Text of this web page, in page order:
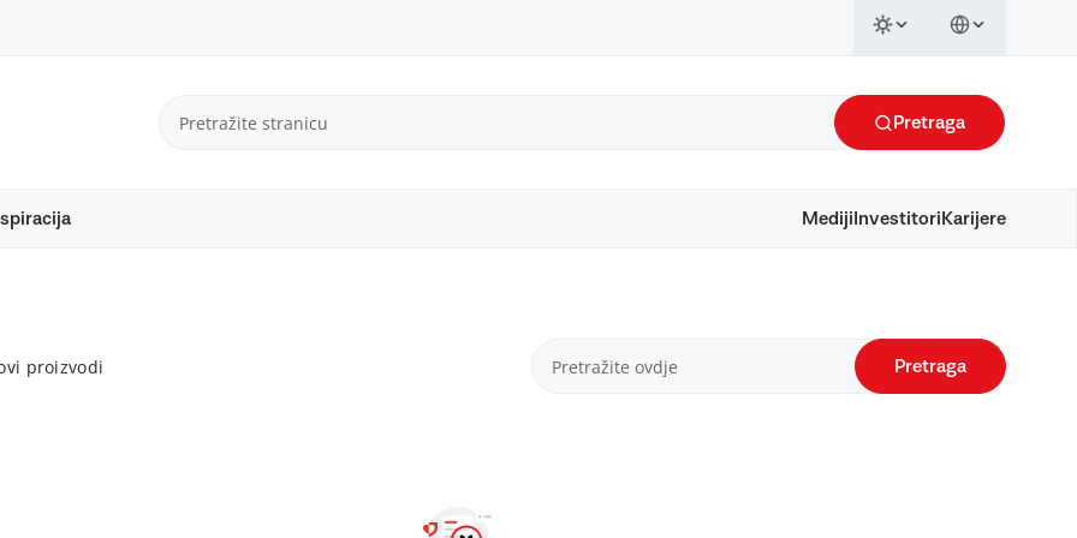
Pretraga
Mediji Investitori Karijere
proizvodi Pretraga